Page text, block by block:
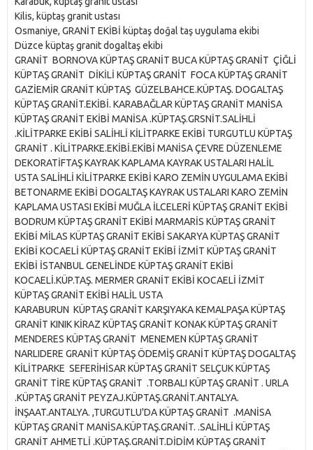
Kilis, küptaş granit ustası
Osmaniye, GRANİT EKİBİ küptaş doğal taş uygulama ekibi
Düzce küptaş granit dogaltaş ekibi
GRANİT BORNOVA KÜPTAŞ GRANİT BUCA KÜPTAŞ GRANİT ÇİĞLİ
KÜPTAŞ GRANİT DİKİLİ KÜPTAŞ GRANİT FOCA KÜPTAŞ GRANİT
GAZİEMİR GRANİT KÜPTAŞ GÜZELBAHCE.KÜPTAŞ. DOGALTAŞ
KÜPTAŞ GRANİT.EKİBİ. KARABAĞLAR KÜPTAŞ GRANİT MANİSA
KÜPTAŞ GRANİT EKİBİ MANİSA .KÜPTAŞ.GRSNİT.SALİHLİ
.KİLİTPARKE EKİBİ SALİHLİ KİLİTPARKE EKİBİ TURGUTLU KÜPTAŞ
GRANİT . KİLİTPARKE.EKİBİ.EKİBİ MANİSA ÇEVRE DÜZENLEME
DEKORATİFTAŞ KAYRAK KAPLAMA KAYRAK USTALARI HALİL
USTA SALİHLİ KİLİTPARKE EKİBİ KARO ZEMİN UYGULAMA EKİBİ
BETONARME EKİBİ DOGALTAŞ KAYRAK USTALARI KARO ZEMİN
KAPLAMA USTASI EKİBİ MUĞLA İLCELERİ KÜPTAŞ GRANİT EKİBİ
BODRUM KÜPTAŞ GRANİT EKİBİ MARMARİS KÜPTAŞ GRANİT
EKİBİ MİLAS KÜPTAŞ GRANİT EKİBİ SAKARYA KÜPTAŞ GRANİT
EKİBİ KOCAELİ KÜPTAŞ GRANİT EKİBİ İZMİT KÜPTAŞ GRANİT
EKİBİ İSTANBUL GENELİNDE KÜPTAŞ GRANİT EKİBİ
KOCAELİ.KÜP.TAŞ. MERMER GRANİT EKİBİ KOCAELİ İZMİT
KÜPTAŞ GRANİT EKİBİ HALİL USTA
KARABURUN KÜPTAŞ GRANİT KARŞIYAKA KEMALPAŞA KÜPTAŞ
GRANİT KINIK KİRAZ KÜPTAŞ GRANİT KONAK KÜPTAŞ GRANİT
MENDERES KÜPTAŞ GRANİT MENEMEN KÜPTAŞ GRANİT
NARLIDERE GRANİT KÜPTAŞ ÖDEMİŞ GRANİT KÜPTAŞ DOGALTAŞ
KİLİTPARKE SEFERİHİSAR KÜPTAŞ GRANİT SELÇUK KÜPTAŞ
GRANİT TİRE KÜPTAŞ GRANİT .TORBALI KÜPTAŞ GRANİT . URLA
.KÜPTAŞ GRANİT PEYZAJ.KÜPTAŞ.GRANİT.ANTALYA.
İNŞAAT.ANTALYA. ,TURGUTLU'DA KÜPTAŞ GRANİT .MANİSA
KÜPTAŞ GRANİT MANİSA.KÜPTAŞ.GRANİT. .SALİHLİ KÜPTAŞ
GRANİT AHMETLİ .KÜPTAŞ.GRANİT.DİDİM KÜPTAŞ GRANİT